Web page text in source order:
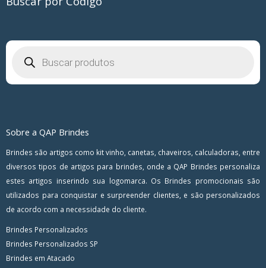
produtos
Sobre a QAP Brindes
Brindes são artigos como kit vinho, canetas, chaveiros, calculadoras, entre
diversos tipos de artigos para brindes, onde a QAP Brindes personaliza
estes artigos inserindo sua logomarca. Os Brindes promocionais são
utilizados para conquistar e surpreender clientes, e são personalizados
de acordo com a necessidade do cliente.
Brindes Personalizados
Brindes Personalizados SP
Brindes em Atacado